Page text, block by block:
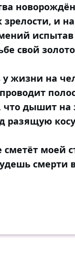
зрелости, и
свой
у жизни на
что дышит на
разящую
моей
смерти